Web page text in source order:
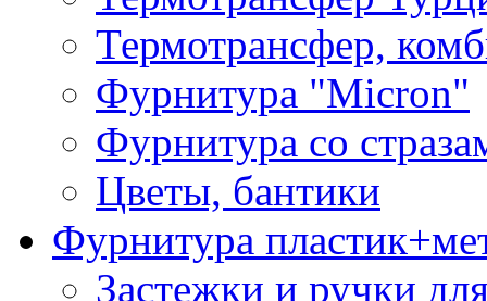
Термотрансфер,
Фурнитура "Micron"
Фурнитура со
Цветы, бантики
Фурнитура
Застежки и ручки